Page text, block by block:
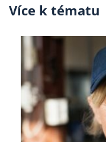
Více k tématu